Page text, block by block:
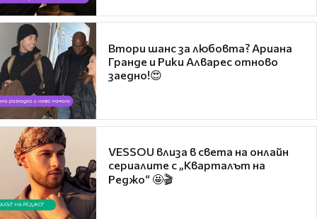
Втори шанс за любовта? Ариана
Гранде и Рики Алварес отново
заедно!😍
VESSOU влиза в света на онлайн
сериалите с „Кварталът на
Реджо“ 🤩🎬